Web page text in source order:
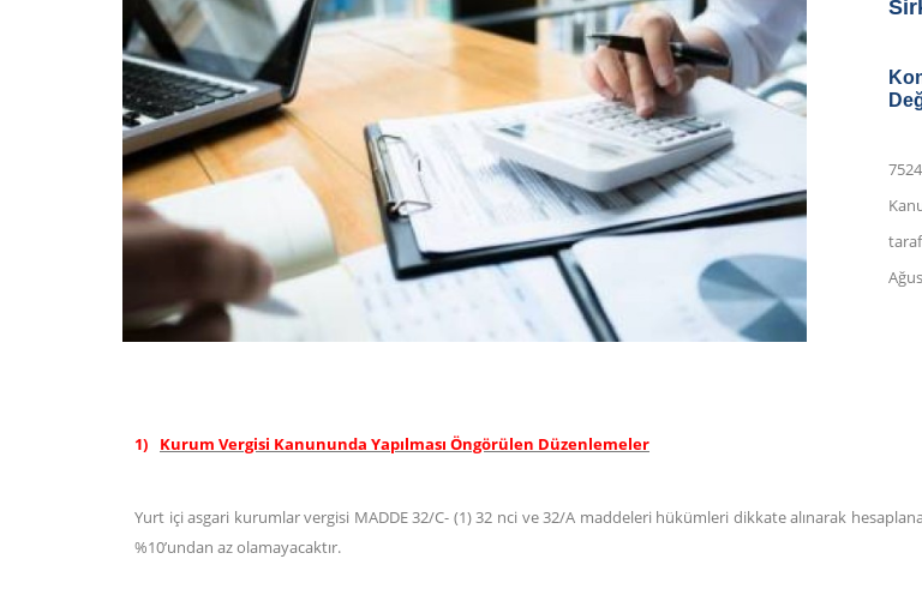
1) Kurum Vergisi Kanununda Yapılması Öngörülen Düzenlemeler
Yurt içi asgari kurumlar vergisi MADDE 32/C- (1) 32 nci ve 32/A maddeleri hükümleri dikkate alınarak
%10’undan az olamayacaktır.